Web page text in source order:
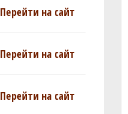
Перейти на сайт
Перейти на сайт
Перейти на сайт